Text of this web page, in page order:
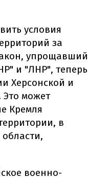
условия
за
упрощавший
и "ЛНР", теперь
Херсонской и
Это может
Кремля
в
военно-